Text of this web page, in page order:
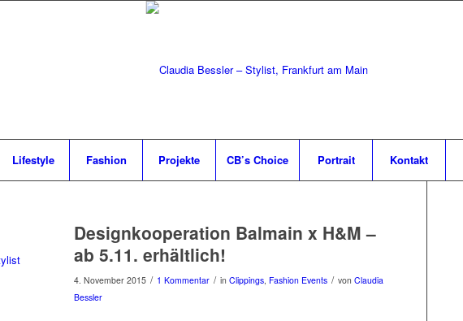
Lifestyle Fashion Projekte CB’s Choice Portrait Kontakt
Designkooperation Balmain x H&M –
ab 5.11. erhältlich!
4. November 2015 / 1 Kommentar / in Clippings, Fashion Events / von Claudia
Bessler